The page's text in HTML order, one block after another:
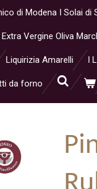
di Modena I Solai di
Vergine Oliva
Liquirizia Amarelli I
da forno